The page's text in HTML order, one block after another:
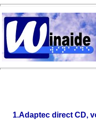
1.Adaptec direct CD,